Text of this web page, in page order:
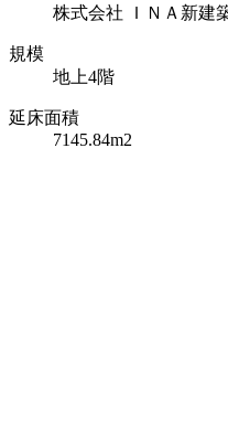
株式会社 ＩＮＡ新建
規模
地上4階
延床面積
7145.84m2